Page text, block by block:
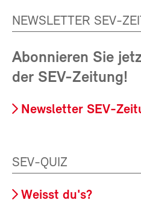
NEWSLETTER SEV-
Abonnieren Sie
der SEV-Zeitung!
Newsletter SEV-
SEV-QUIZ
Weisst du's?